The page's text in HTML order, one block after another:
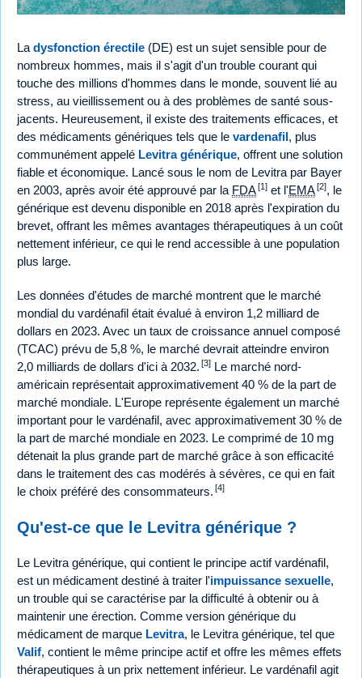
La dysfonction érectile (DE) est un sujet sensible pour de
nombreux hommes, mais il s'agit d'un trouble courant qui
touche des millions d'hommes dans le monde, souvent lié au
stress, au vieillissement ou à des problèmes de santé sous-
jacents. Heureusement, il existe des traitements efficaces, et
des médicaments génériques tels que le vardenafil, plus
communément appelé Levitra générique, offrent une solution
fiable et économique. Lancé sous le nom de Levitra par Bayer
en 2003, après avoir été approuvé par la FDA[1] et l'EMA[2], le
générique est devenu disponible en 2018 après l'expiration du
brevet, offrant les mêmes avantages thérapeutiques à un coût
nettement inférieur, ce qui le rend accessible à une population
plus large.
Les données d'études de marché montrent que le marché
mondial du vardénafil était évalué à environ 1,2 milliard de
dollars en 2023. Avec un taux de croissance annuel composé
(TCAC) prévu de 5,8 %, le marché devrait atteindre environ
2,0 milliards de dollars d'ici à 2032. [3] Le marché nord-
américain représentait approximativement 40 % de la part de
marché mondiale. L'Europe représente également un marché
important pour le vardénafil, avec approximativement 30 % de
la part de marché mondiale en 2023. Le comprimé de 10 mg
détenait la plus grande part de marché grâce à son efficacité
dans le traitement des cas modérés à sévères, ce qui en fait
le choix préféré des consommateurs. [4]
Qu'est-ce que le Levitra générique ?
Le Levitra générique, qui contient le principe actif vardénafil,
est un médicament destiné à traiter l'impuissance sexuelle,
un trouble qui se caractérise par la difficulté à obtenir ou à
maintenir une érection. Comme version générique du
médicament de marque Levitra, le Levitra générique, tel que
Valif, contient le même principe actif et offre les mêmes effets
thérapeutiques à un prix nettement inférieur. Le vardénafil agit